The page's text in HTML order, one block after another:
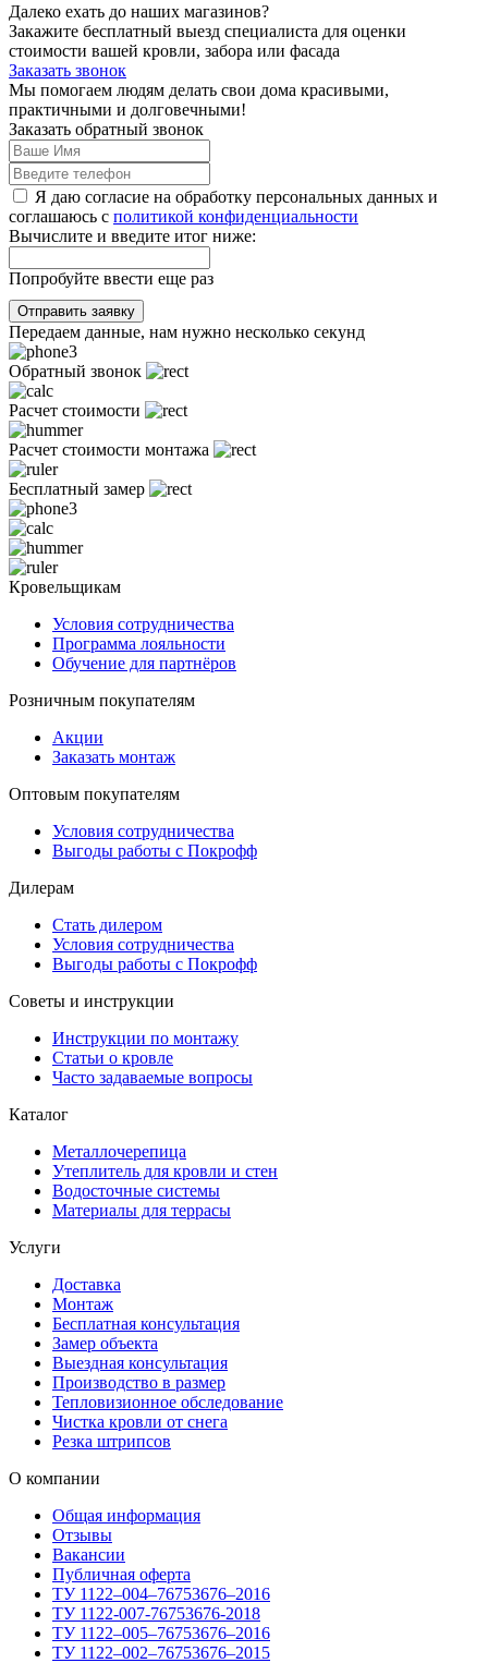
Далеко ехать до наших магазинов?
Закажите бесплатный выезд специалиста для оценки
стоимости вашей кровли, забора или фасада
Заказать звонок
Мы помогаем людям делать свои дома красивыми,
практичными и долговечными!
Заказать обратный звонок
Я даю согласие на обработку персональных данных и
соглашаюсь с политикой конфиденциальности
Вычислите и введите итог ниже:
Попробуйте ввести еще раз
Отправить заявку
Передаем данные, нам нужно несколько секунд
Обратный звонок
Расчет стоимости
Расчет стоимости монтажа
Бесплатный замер
Кровельщикам
Условия сотрудничества
Программа лояльности
Обучение для партнёров
Розничным покупателям
Акции
Заказать монтаж
Оптовым покупателям
Условия сотрудничества
Выгоды работы с Покрофф
Дилерам
Стать дилером
Условия сотрудничества
Выгоды работы с Покрофф
Советы и инструкции
Инструкции по монтажу
Статьи о кровле
Часто задаваемые вопросы
Каталог
Металлочерепица
Утеплитель для кровли и стен
Водосточные системы
Материалы для террасы
Услуги
Доставка
Монтаж
Бесплатная консультация
Замер объекта
Выездная консультация
Производство в размер
Тепловизионное обследование
Чистка кровли от снега
Резка штрипсов
О компании
Общая информация
Отзывы
Вакансии
Публичная оферта
ТУ 1122–004–76753676–2016
ТУ 1122-007-76753676-2018
ТУ 1122–005–76753676–2016
ТУ 1122–002–76753676–2015